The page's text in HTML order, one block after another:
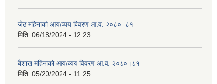
जेठ महिनाको आय/व्यय विवरण आ.व. २०८०।८१
मिति: 06/18/2024 - 12:23
बैशाख महिनाको आय/व्यय विवरण आ.व. २०८०।८१
मिति: 05/20/2024 - 11:25